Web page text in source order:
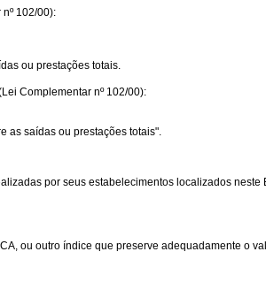
102/00):
ou prestações totais.
Complementar nº 102/00):
as saídas ou prestações totais".
por seus estabelecimentos localizados
ou outro índice que preserve adequadamente o